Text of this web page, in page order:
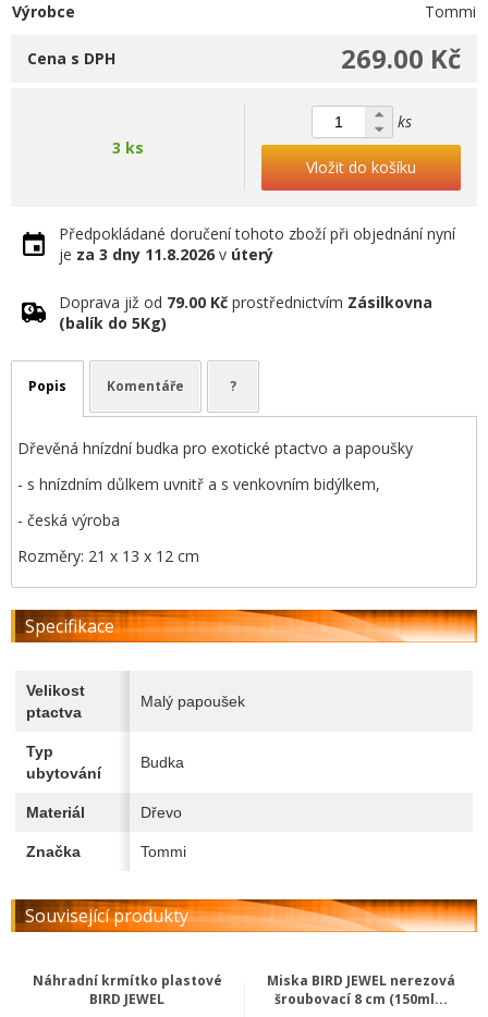
Výrobce
Tommi
269.00 Kč
Cena s DPH
3 ks
ks
Vložit do košíku
Předpokládané doručení tohoto zboží při objednání nyní
je za 3 dny 11.8.2026 v úterý
Doprava již od 79.00 Kč prostřednictvím Zásilkovna
(balík do 5Kg)
Popis Komentáře ?
Dřevěná hnízdní budka pro exotické ptactvo a papoušky
- s hnízdním důlkem uvnitř a s venkovním bidýlkem,
- česká výroba
Rozměry: 21 x 13 x 12 cm
Specifikace
Velikost
ptactva
Malý papoušek
Typ
ubytování
Budka
Materiál Dřevo
Značka Tommi
Související produkty
Náhradní krmítko plastové
BIRD JEWEL
Miska BIRD JEWEL nerezová
šroubovací 8 cm (150ml...